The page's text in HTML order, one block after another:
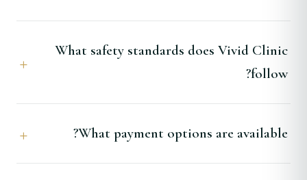
What safety standards does Vivid Clinic
follow?
What payment options are available?